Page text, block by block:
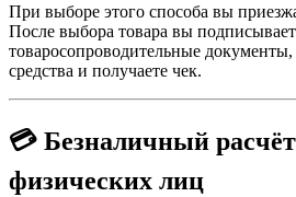
При выборе этого способа вы
После выбора товара вы
товаросопроводительные
средства и получаете чек.
💳 Безналичный
физических лиц